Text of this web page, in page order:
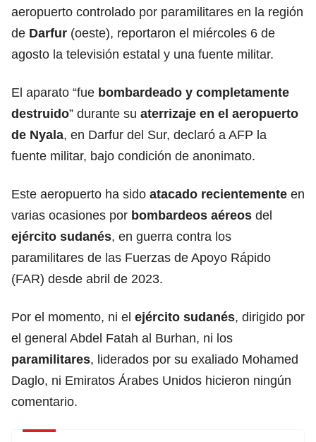
aeropuerto controlado por paramilitares en la región
de Darfur (oeste), reportaron el miércoles 6 de
agosto la televisión estatal y una fuente militar.
El aparato “fue bombardeado y completamente
destruido” durante su aterrizaje en el aeropuerto
de Nyala, en Darfur del Sur, declaró a AFP la
fuente militar, bajo condición de anonimato.
Este aeropuerto ha sido atacado recientemente en
varias ocasiones por bombardeos aéreos del
ejército sudanés, en guerra contra los
paramilitares de las Fuerzas de Apoyo Rápido
(FAR) desde abril de 2023.
Por el momento, ni el ejército sudanés, dirigido por
el general Abdel Fatah al Burhan, ni los
paramilitares, liderados por su exaliado Mohamed
Daglo, ni Emiratos Árabes Unidos hicieron ningún
comentario.